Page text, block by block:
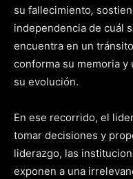
su fallecimiento,
independencia de cuál
encuentra en un
conforma su memoria
su evolución.
En ese recorrido, el
tomar decisiones y
liderazgo, las
exponen a una